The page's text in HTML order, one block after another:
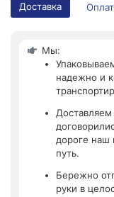
Доставка
Мы:
надежно и
дороге наш
путь.
Бережно
руки в